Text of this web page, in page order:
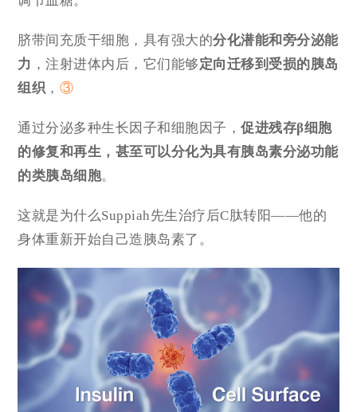
脐带间充质干细胞，具有强大的分化潜能和旁分泌能
力 ，注射进体内后，它们能够定向迁移到受损的胰岛
组织 ， ③
通过分泌多种生长因子和细胞因子，促进残存β细胞
的修复和再生，甚至可以分化为具有胰岛素分泌功能
的类胰岛细胞。
这就是为什么Suppiah先生治疗后C肽转阳——他的
身体重新开始自己造胰岛素了。